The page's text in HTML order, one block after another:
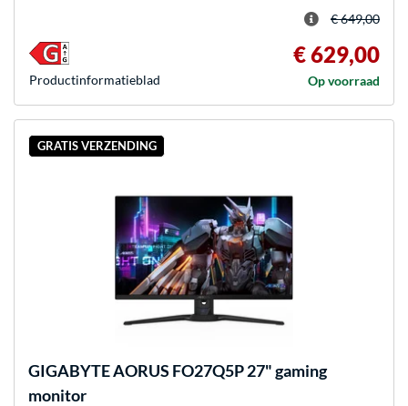
€ 649,00
€ 629,00
Op voorraad
Product­informatieblad
GRATIS VERZENDING
GIGABYTEAORUS FO27Q5P 27" gaming
monitor